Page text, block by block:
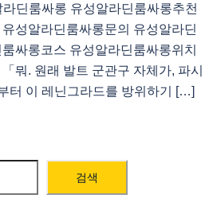
딘룸싸롱 유성알라딘룸싸롱추천
성알라딘룸싸롱문의 유성알라딘
싸롱코스 유성알라딘룸싸롱위치
뭐. 원래 발트 군관구 자체가, 파시
터 이 레닌그라드를 방위하기 […]
검색